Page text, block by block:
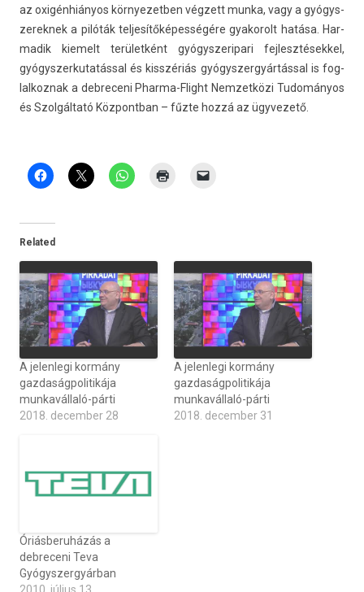
az oxigénhiányos kör­nyezetb­en végzett munka, vagy a gyógys­
zerek­nek a pilóták tel­jesítőképes­ségére gyakorolt hatása. Har­
madik kiemelt területként gyógys­zeripari fej­lesztések­kel,
gyógys­zerkutatáss­al és kisszériás gyógys­zergyár­táss­al is fog­
lalkoz­nak a de­breceni Pharma-Flight Nem­zetközi Tudományos
és Szolgáltató Köz­pontban – fűzte hozzá az ügyvezető.
Related
A jelenlegi kormány
gazdaságpolitikája
munkavállaló-párti
2018. december 28
A jelenlegi kormány
gazdaságpolitikája
munkavállaló-párti
2018. december 31
Óriásberuházás a
debreceni Teva
Gyógyszergyárban